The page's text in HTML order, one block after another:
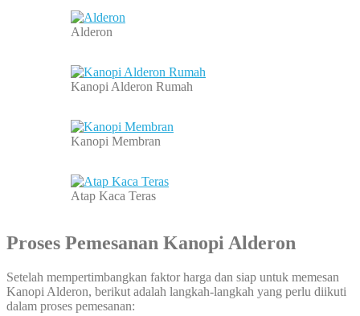
Alderon
Kanopi Alderon Rumah
Kanopi Membran
Atap Kaca Teras
Proses Pemesanan Kanopi Alderon
Setelah mempertimbangkan faktor harga dan siap untuk memesan
Kanopi Alderon, berikut adalah langkah-langkah yang perlu diikuti
dalam proses pemesanan: